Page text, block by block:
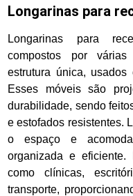
Longarinas para
Longarinas para
compostos por
estrutura única,
Esses móveis são
durabilidade, sendo
e estofados resistentes.
o espaço e
organizada e
como clínicas,
transporte,